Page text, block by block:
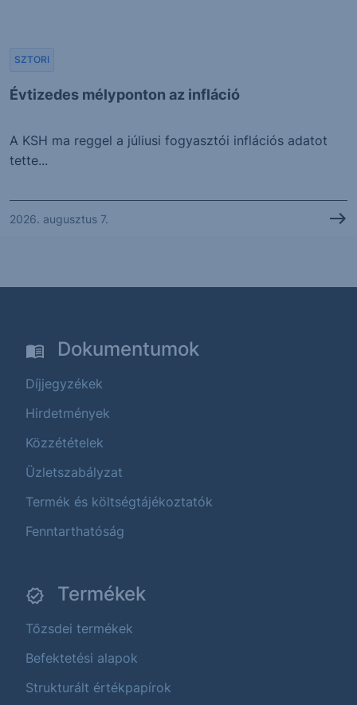
Évtizedes mélyponton az infláció
SZTORI
A KSH ma reggel a júliusi fogyasztói inflációs adatot
tette...
2026. augusztus 7.
Dokumentumok
Díjjegyzékek
Hirdetmények
Közzétételek
Üzletszabályzat
Termék és költségtájékoztatók
Fenntarthatóság
Termékek
Tőzsdei termékek
Befektetési alapok
Strukturált értékpapírok